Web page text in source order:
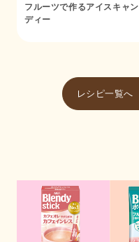
フルーツで作るアイスキャン
ディー
レシピ一覧へ